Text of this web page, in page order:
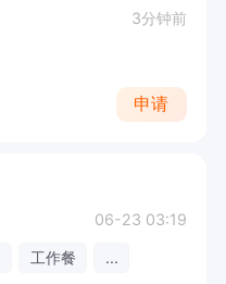
3分钟前
申请
06-23 03:19
工作餐 ...